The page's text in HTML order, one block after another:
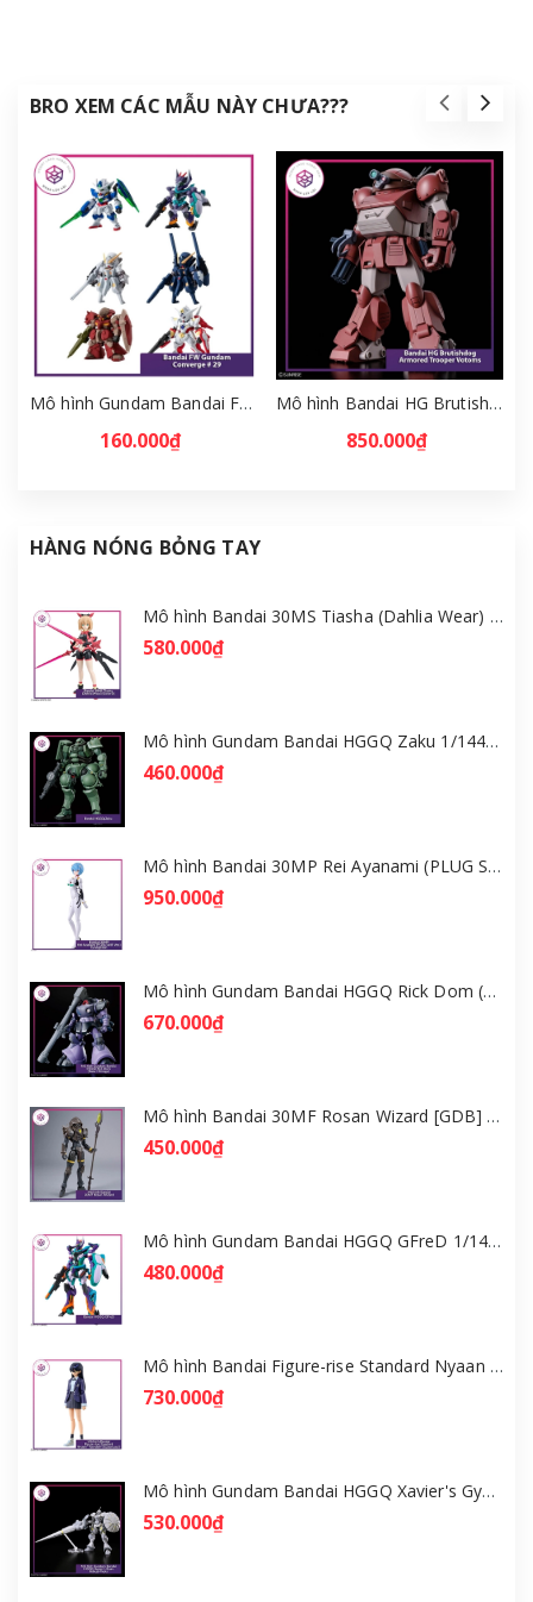
BRO XEM CÁC MẪU NÀY CHƯA???
Mô hình Gundam Bandai FW Gundam Converge # 29 Full Set [GDB] [FCH]
160.000₫
Mô hình Bandai HG Brutishdog - Armored Trooper Votoms [GDB] [BHG]
850.000₫
HÀNG NÓNG BỎNG TAY
Mô hình Bandai 30MS Tiasha (Dahlia Wear) [Color B] [GDB] [30MS]
580.000₫
Mô hình Gundam Bandai HGGQ Zaku 1/144 – MSG GQuuuuuuX [GDB] [BHG]
460.000₫
Mô hình Bandai 30MP Rei Ayanami (PLUG SUIT Ver.) – Evangelion [GDB] [30MP]
950.000₫
Mô hình Gundam Bandai HGGQ Rick Dom (Gaia / Ortega) 1/144 [GDB] [BHG]
670.000₫
Mô hình Bandai 30MF Rosan Wizard [GDB] [30MF]
450.000₫
Mô hình Gundam Bandai HGGQ GFreD 1/144 [GDB] [BHG]
480.000₫
Mô hình Bandai Figure-rise Standard Nyaan - Gundam GQuuuuuuX [GDB] [FRS]
730.000₫
Mô hình Gundam Bandai HGGQ Xavier's Gyan Hakuji-Packs 1/144 [GDB] [BHG]
530.000₫